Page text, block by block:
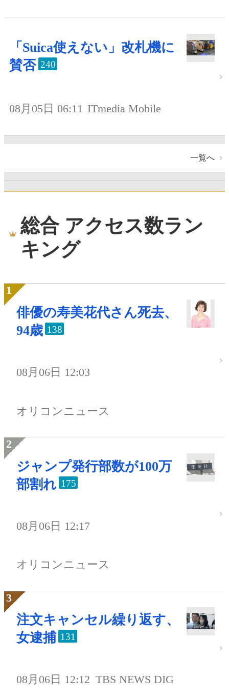
「Suica使えない」改札機に
賛否 240
08月05日 06:11 ITmedia Mobile
一覧へ
総合 アクセス数ラン
キング
俳優の寿美花代さん死去、
94歳 138
08月06日 12:03
オリコンニュース
ジャンプ発行部数が100万
部割れ 175
08月06日 12:17
オリコンニュース
注文キャンセル繰り返す、
女逮捕 131
08月06日 12:12 TBS NEWS DIG